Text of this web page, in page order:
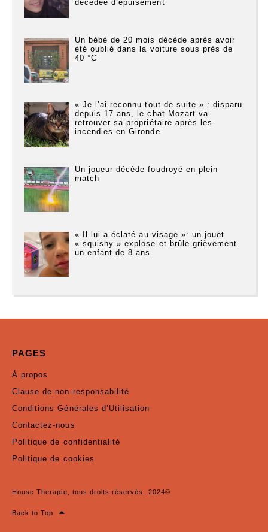
décédée d’épuisement
Un bébé de 20 mois décède après avoir
été oublié dans la voiture sous près de
40 °C
« Je l’ai reconnu tout de suite » : disparu
depuis 17 ans, le chat Mozart va
retrouver sa propriétaire après les
incendies en Gironde
Un joueur décède foudroyé en plein
match
« Il lui a éclaté au visage »: un jouet
« squishy » explose et brûle grièvement
un enfant de 8 ans
PAGES
À propos
Clause de non-responsabilité
Conditions Générales d’Utilisation
Contactez-nous
Politique de confidentialité
Politique de cookies
House Therapie, tous droits réservés. 2024©
Back to Top